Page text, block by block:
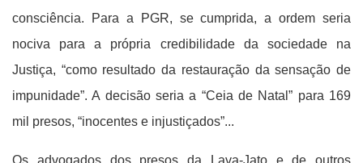
consciência. Para a PGR, se cumprida, a ordem seria
nociva para a própria credibilidade da sociedade na
Justiça, “como resultado da restauração da sensação de
impunidade”. A decisão seria a “Ceia de Natal” para 169
mil presos, “inocentes e injustiçados”...
Os advogados dos presos da Lava-Jato e de outros